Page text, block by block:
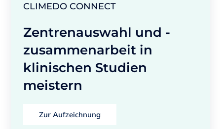
CLIMEDO CONNECT
Zentrenauswahl und -
zusammenarbeit in
klinischen Studien
meistern
Zur Aufzeichnung